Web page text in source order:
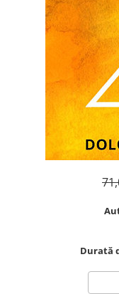
Astrologie
Seria Montauk
Seria Chico Xavier
Seria Helena Blavatsky
Durată